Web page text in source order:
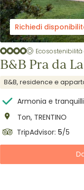
Richiedi
B&B Pra da
B&B, residence e
Armonia e
Ton, TRENTINO
TripAdvisor: 5/5